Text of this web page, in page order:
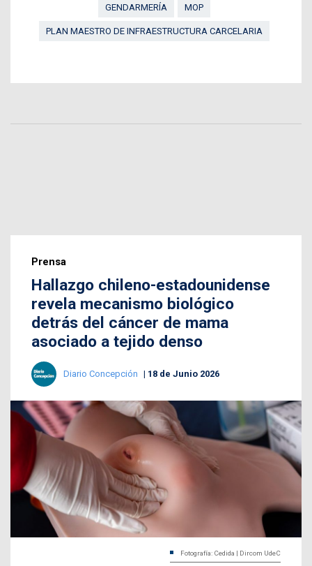
GENDARMERÍA MOP
PLAN MAESTRO DE INFRAESTRUCTURA CARCELARIA
Prensa
Hallazgo chileno-estadounidense
revela mecanismo biológico
detrás del cáncer de mama
asociado a tejido denso
Diario Concepción 18 de Junio 2026
Fotografía: Cedida | Dircom UdeC